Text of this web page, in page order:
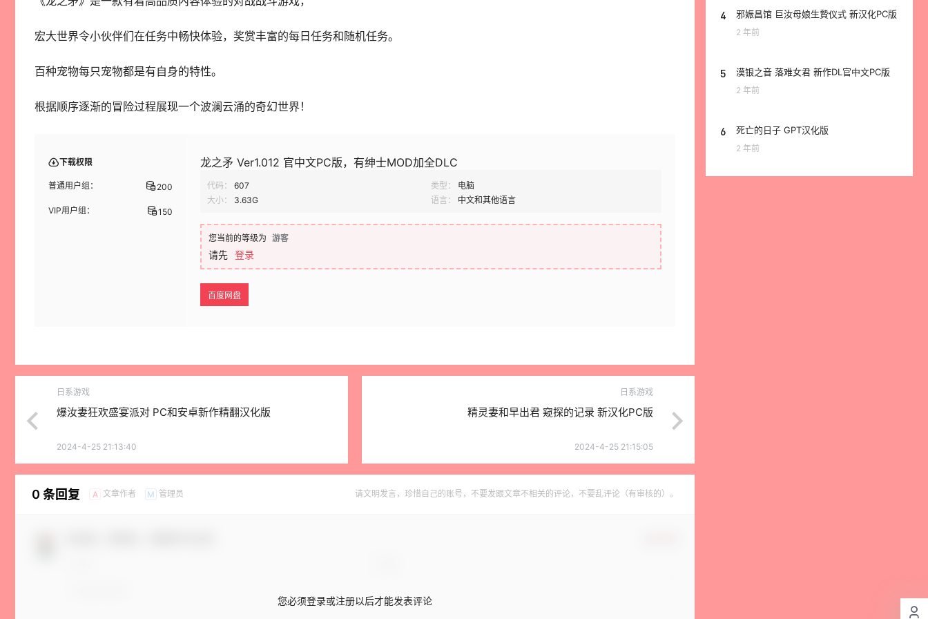
宏大世界令小伙伴们在任务中畅快体验，奖赏丰富的每日任务和随机任务。
百种宠物每只宠物都是有自身的特性。
根据顺序逐渐的冒险过程展现一个波澜云涌的奇幻世界！
下载权限
普通用户组： 200
VIP用户组： 150
龙之矛 Ver1.012 官中文PC版，有绅士MOD加全DLC
代码： 607 类型：
电脑
大小：
3.63G 语言： 中文和其他语言
您当前的等级为 游客
请先 登录
百度网盘
日系游戏
爆汝妻狂欢盛宴派对 PC和安卓新作精翻汉化版
2024-4-25 21:13:40
日系游戏
精灵妻和早出君 窥探的记录 新汉化PC版
2024-4-25 21:15:05
0 条回复 A 文章作者 M 管理员 请文明发言，珍惜自己的账号，不要发跟文章不相关的评论，不要乱评论（有审核的）。
您必须登录或注册以后才能发表评论
4 邪娠昌馆 巨汝母娘生贄仪式 新汉化PC版
2 年前
5 漠银之音 落难女君 新作DL官中文PC版
2 年前
6 死亡的日子 GPT汉化版
2 年前